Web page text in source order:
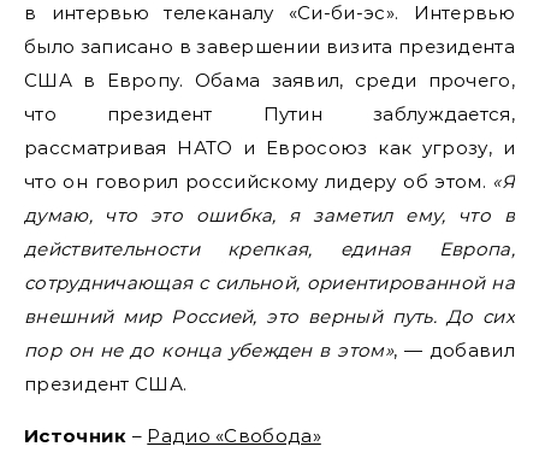
в интервью телеканалу «Си-би-эс». Интервью
было записано в завершении визита президента
США в Европу. Обама заявил, среди прочего,
что президент Путин заблуждается,
рассматривая НАТО и Евросоюз как угрозу, и
что он говорил российскому лидеру об этом. «Я
думаю, что это ошибка, я заметил ему, что в
действительности крепкая, единая Европа,
сотрудничающая с сильной, ориентированной на
внешний мир Россией, это верный путь. До сих
пор он не до конца убежден в этом», — добавил
президент США.
Источник – Радио «Свобода»